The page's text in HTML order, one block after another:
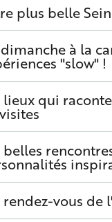
plus belle
à la
"slow" !
lieux qui
belles
rendez-vous de